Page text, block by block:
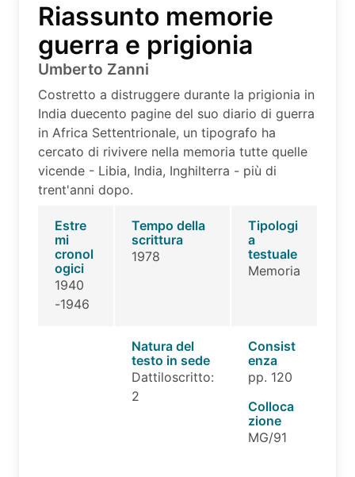
Riassunto memorie
guerra e prigionia
Umberto Zanni
Costretto a distruggere durante la prigionia in
India duecento pagine del suo diario di guerra
in Africa Settentrionale, un tipografo ha
cercato di rivivere nella memoria tutte quelle
vicende - Libia, India, Inghilterra - più di
trent'anni dopo.
Estre
mi
cronol
ogici
1940
-1946
Tempo della
scrittura
1978
Tipologi
a
testuale
Memoria
Natura del
testo in sede
Dattiloscritto:
2
Consist
enza
pp. 120
Colloca
zione
MG/91